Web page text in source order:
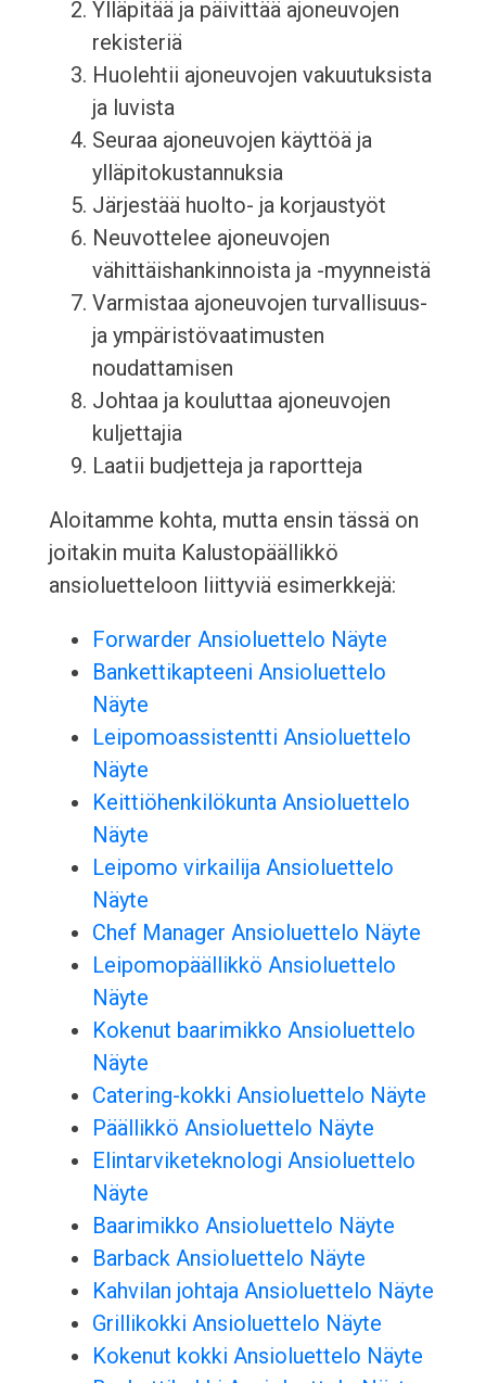
Ylläpitää ja päivittää ajoneuvojen
rekisteriä
Huolehtii ajoneuvojen vakuutuksista
ja luvista
Seuraa ajoneuvojen käyttöä ja
ylläpitokustannuksia
Järjestää huolto- ja korjaustyöt
Neuvottelee ajoneuvojen
vähittäishankinnoista ja -myynneistä
Varmistaa ajoneuvojen turvallisuus-
ja ympäristövaatimusten
noudattamisen
Johtaa ja kouluttaa ajoneuvojen
kuljettajia
Laatii budjetteja ja raportteja
Aloitamme kohta, mutta ensin tässä on
joitakin muita Kalustopäällikkö
ansioluetteloon liittyviä esimerkkejä:
Forwarder Ansioluettelo Näyte
Bankettikapteeni Ansioluettelo
Näyte
Leipomoassistentti Ansioluettelo
Näyte
Keittiöhenkilökunta Ansioluettelo
Näyte
Leipomo virkailija Ansioluettelo
Näyte
Chef Manager Ansioluettelo Näyte
Leipomopäällikkö Ansioluettelo
Näyte
Kokenut baarimikko Ansioluettelo
Näyte
Catering-kokki Ansioluettelo Näyte
Päällikkö Ansioluettelo Näyte
Elintarviketeknologi Ansioluettelo
Näyte
Baarimikko Ansioluettelo Näyte
Barback Ansioluettelo Näyte
Kahvilan johtaja Ansioluettelo Näyte
Grillikokki Ansioluettelo Näyte
Kokenut kokki Ansioluettelo Näyte